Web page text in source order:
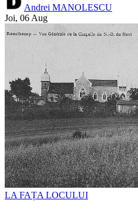
Andrei MANOLESCU
Joi, 06 Aug
LA FAȚA LOCULUI